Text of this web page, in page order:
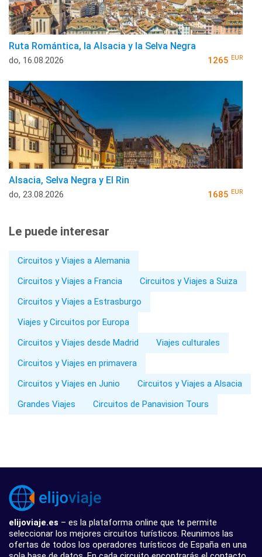
Ruta Romántica, la Alsacia y la Selva Negra
do, 16.08.2026 1265 EUR
Alsacia, Selva Negra y El Rin
do, 23.08.2026 1685 EUR
Le puede interesar
Circuitos y Viajes a Alemania
Circuitos y Viajes a Francia
Circuitos y Viajes a Suiza
Circuitos y Viajes a Estrasburgo
Viajes y Circuitos por Europa
Circuitos y Viajes desde Madrid
Viajes culturales
Circuitos y Viajes en primavera
Circuitos y Viajes en Junio
Circuitos y Viajes a Alsacia
Grandes Viajes
Circuitos de Panavision Tours
elijoviaje.es – es la plataforma online que te permite
seleccionar los mejores circuitos turísticos. Reunimos las
ofertas de todos los operadores turísticos de España en una